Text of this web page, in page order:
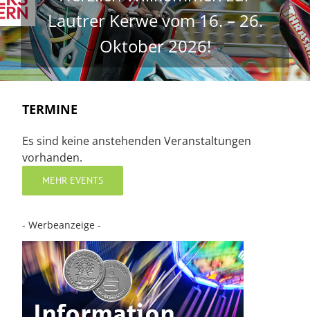
Lautrer Kerwe vom 16. – 26.
Oktober 2026!
TERMINE
Es sind keine anstehenden Veranstaltungen
vorhanden.
MEHR EVENTS
- Werbeanzeige -